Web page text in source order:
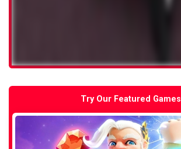
Try Our Featured Games